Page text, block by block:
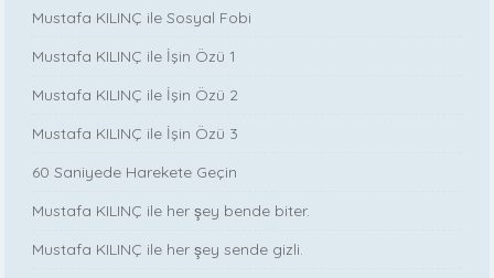
Mustafa KILINÇ ile Sosyal Fobi
Mustafa KILINÇ ile İşin Özü 1
Mustafa KILINÇ ile İşin Özü 2
Mustafa KILINÇ ile İşin Özü 3
60 Saniyede Harekete Geçin
Mustafa KILINÇ ile her şey bende biter.
Mustafa KILINÇ ile her şey sende gizli.